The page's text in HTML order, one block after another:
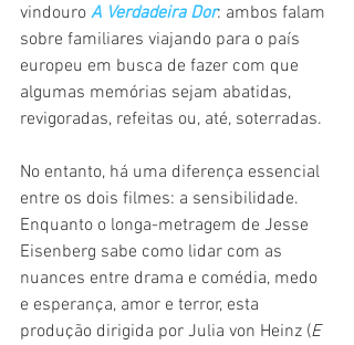
vindouro A Verdadeira Dor: ambos falam
sobre familiares viajando para o país
europeu em busca de fazer com que
algumas memórias sejam abatidas,
revigoradas, refeitas ou, até, soterradas.
No entanto, há uma diferença essencial
entre os dois filmes: a sensibilidade.
Enquanto o longa-metragem de Jesse
Eisenberg sabe como lidar com as
nuances entre drama e comédia, medo
e esperança, amor e terror, esta
produção dirigida por Julia von Heinz (E